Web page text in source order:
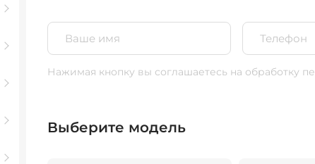
Нажимая кнопку вы соглашаетесь на обработку
Выберите модель